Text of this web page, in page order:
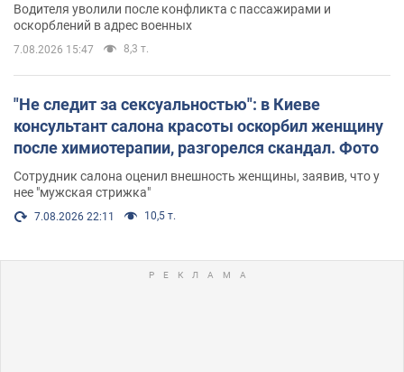
Водителя уволили после конфликта с пассажирами и
оскорблений в адрес военных
7.08.2026 15:47 8,3 т.
"Не следит за сексуальностью": в Киеве
консультант салона красоты оскорбил женщину
после химиотерапии, разгорелся скандал. Фото
Сотрудник салона оценил внешность женщины, заявив, что у
нее "мужская стрижка"
7.08.2026 22:11 10,5 т.